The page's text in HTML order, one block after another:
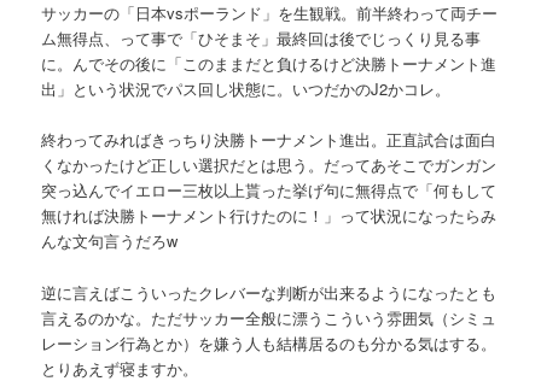
サッカーの「日本vsポーランド」を生観戦。前半終わって両チー
ム無得点、って事で「ひそまそ」最終回は後でじっくり見る事
に。んでその後に「このままだと負けるけど決勝トーナメント進
出」という状況でパス回し状態に。いつだかのJ2かコレ。
終わってみればきっちり決勝トーナメント進出。正直試合は面白
くなかったけど正しい選択だとは思う。だってあそこでガンガン
突っ込んでイエロー三枚以上貰った挙げ句に無得点で「何もして
無ければ決勝トーナメント行けたのに！」って状況になったらみ
んな文句言うだろw
逆に言えばこういったクレバーな判断が出来るようになったとも
言えるのかな。ただサッカー全般に漂うこういう雰囲気（シミュ
レーション行為とか）を嫌う人も結構居るのも分かる気はする。
とりあえず寝ますか。